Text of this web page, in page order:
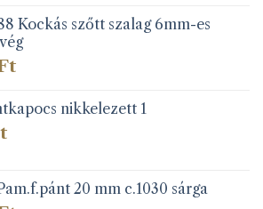
Kockás szőtt szalag 6mm-es
nikkelezett 1
20 mm c.1030 sárga